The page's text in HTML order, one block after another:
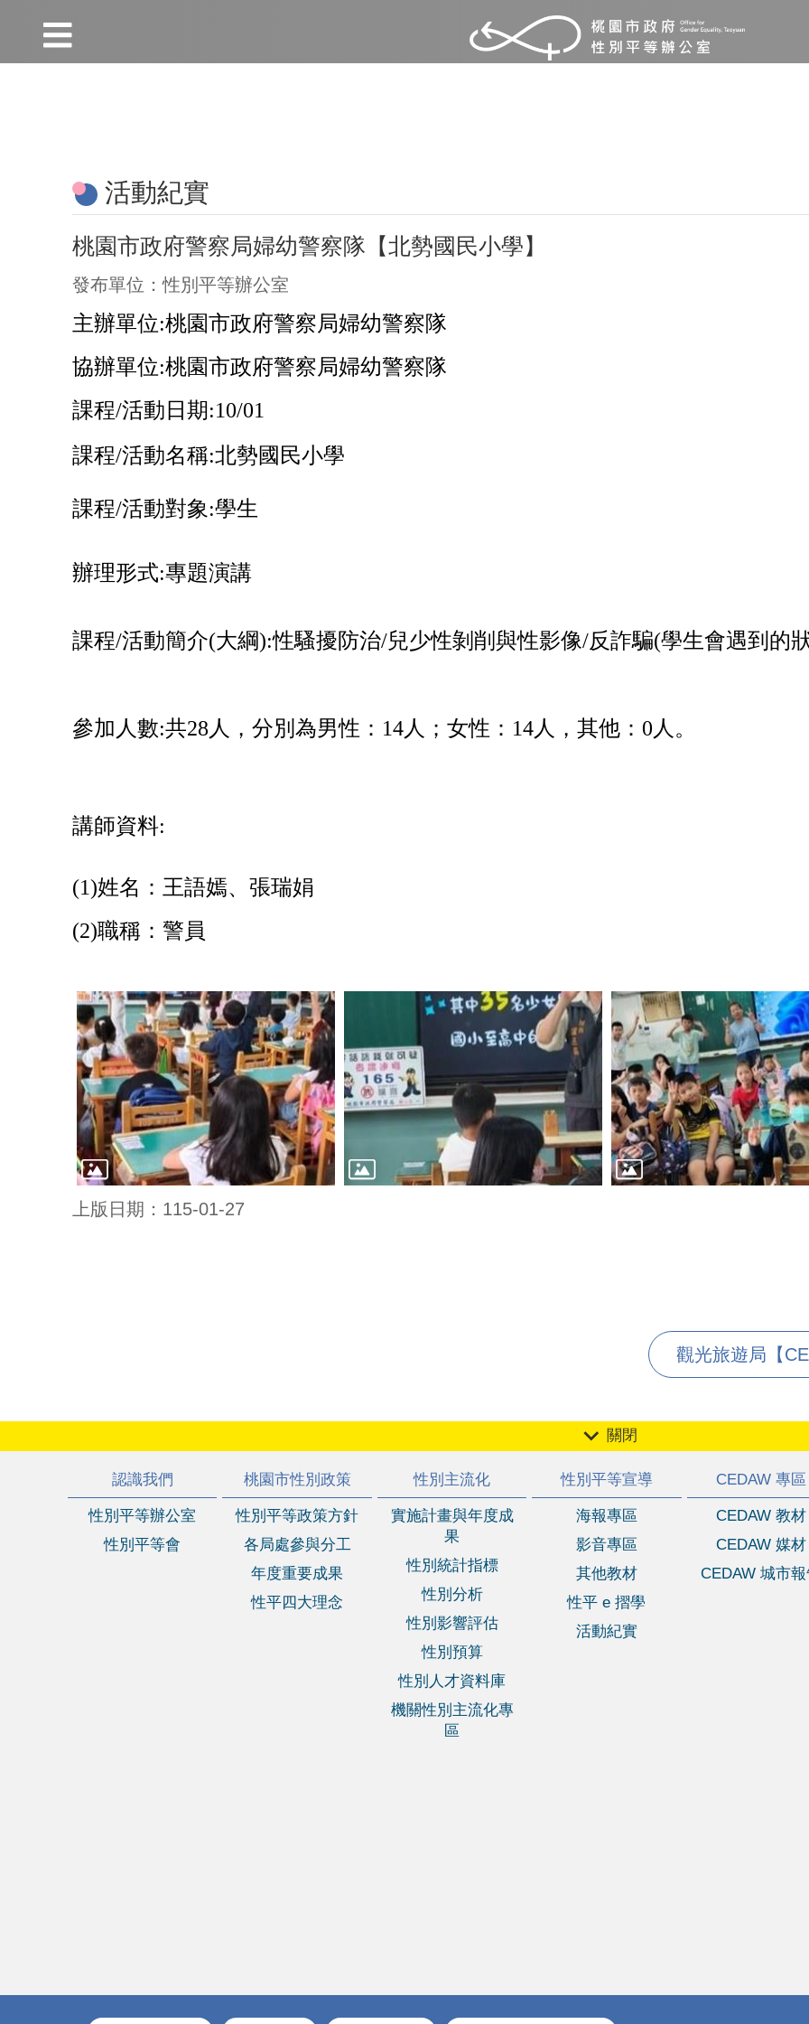
活動紀實
桃園市政府警察局婦幼警察隊【北勢國民小學】
發布單位：性別平等辦公室
主辦單位:桃園市政府警察局婦幼警察隊
協辦單位:桃園市政府警察局婦幼警察隊
課程/活動日期:10/01
課程/活動名稱:北勢國民小學
課程/活動對象:學生
辦理形式:專題演講
課程/活動簡介(大綱):性騷擾防治/兒少性剝削與性影像/反詐騙(學生會遇到的
參加人數:共28 人，分別為男性： 14人；女性： 14人，其他： 0 人。
講師資料:
(1)姓名：王語嫣、張瑞娟
(2)職稱：警員
上版日期：115-01-27
觀光旅遊局【
關閉
認識我們
性別平等辦公室
性別平等會
桃園市性別政策
性別平等政策方針
各局處參與分工
年度重要成果
性平四大理念
性別主流化
實施計畫與年度成
果
性別統計指標
性別分析
性別影響評估
性別預算
性別人才資料庫
機關性別主流化專
區
性別平等宣導
海報專區
影音專區
其他教材
性平 e 摺學
活動紀實
CEDAW 專區
CEDAW 教材
CEDAW 媒材
CEDAW 城市